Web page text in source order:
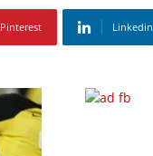
Pinterest Linkedin